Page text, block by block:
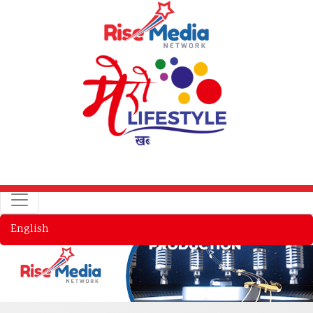
English